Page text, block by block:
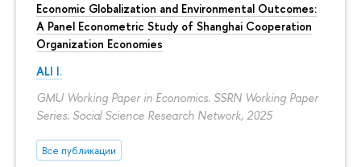
Economic Globalization and Environmental Outcomes:
A Panel Econometric Study of Shanghai Cooperation
Organization Economies
ALI I.
GMU Working Paper in Economics. SSRN Working Paper
Series. Social Science Research Network, 2025
Все публикации